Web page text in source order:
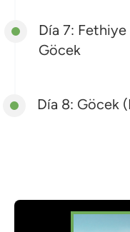
Día 7:
Göcek
Día 8: Göcek